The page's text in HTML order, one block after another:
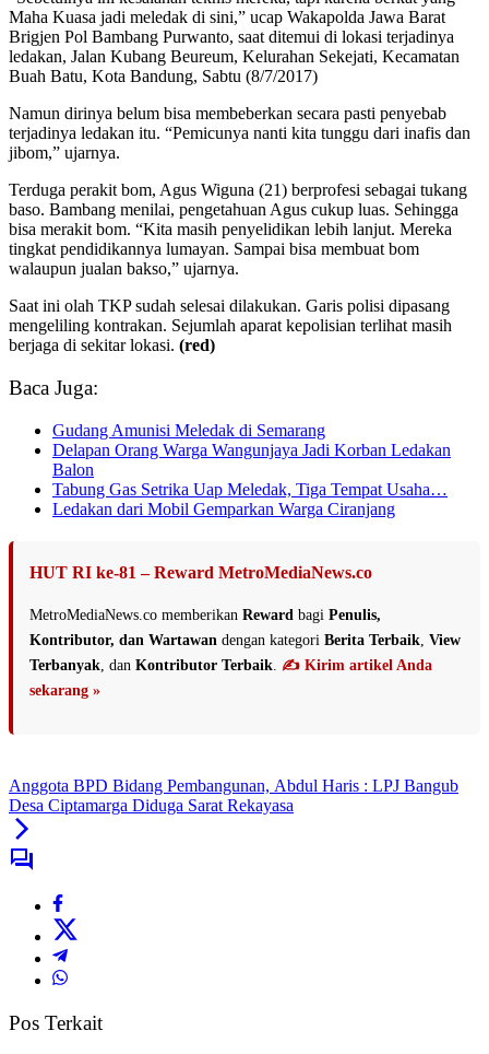
Maha Kuasa jadi meledak di sini,” ucap Wakapolda Jawa Barat
Brigjen Pol Bambang Purwanto, saat ditemui di lokasi terjadinya
ledakan, Jalan Kubang Beureum, Kelurahan Sekejati, Kecamatan
Buah Batu, Kota Bandung, Sabtu (8/7/2017)
Namun dirinya belum bisa membeberkan secara pasti penyebab
terjadinya ledakan itu. “Pemicunya nanti kita tunggu dari inafis dan
jibom,” ujarnya.
Terduga perakit bom, Agus Wiguna (21) berprofesi sebagai tukang
baso. Bambang menilai, pengetahuan Agus cukup luas. Sehingga
bisa merakit bom. “Kita masih penyelidikan lebih lanjut. Mereka
tingkat pendidikannya lumayan. Sampai bisa membuat bom
walaupun jualan bakso,” ujarnya.
Saat ini olah TKP sudah selesai dilakukan. Garis polisi dipasang
mengeliling kontrakan. Sejumlah aparat kepolisian terlihat masih
berjaga di sekitar lokasi. (red)
Baca Juga:
Gudang Amunisi Meledak di Semarang
Delapan Orang Warga Wangunjaya Jadi Korban Ledakan
Balon
Tabung Gas Setrika Uap Meledak, Tiga Tempat Usaha…
Ledakan dari Mobil Gemparkan Warga Ciranjang
HUT RI ke-81 – Reward MetroMediaNews.co
MetroMediaNews.co memberikan Reward bagi Penulis,
Kontributor, dan Wartawan dengan kategori Berita Terbaik View
Terbanyak , dan Kontributor Terbaik ✍️ Kirim artikel Anda
sekarang »
Anggota BPD Bidang Pembangunan, Abdul Haris : LPJ Bangub
Desa Ciptamarga Diduga Sarat Rekayasa
Pos Terkait